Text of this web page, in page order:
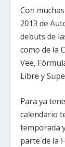
Con
2013 de
debuts de
como de la
Vee,
Libre y
Para ya
calendario
temporada
parte de la